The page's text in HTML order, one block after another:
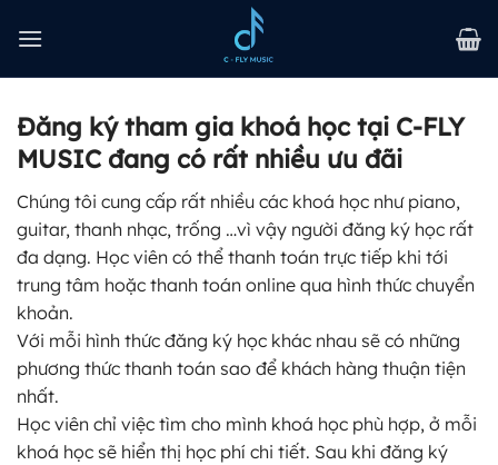
qua
Đăng ký tham gia khoá học tại C-FLY
MUSIC đang có rất nhiều ưu đãi
Chúng tôi cung cấp rất nhiều các khoá học như piano,
guitar, thanh nhạc, trống …vì vậy người đăng ký học rất
đa dạng. Học viên có thể thanh toán trực tiếp khi tới
trung tâm hoặc thanh toán online qua hình thức chuyển
khoản.
Với mỗi hình thức đăng ký học khác nhau sẽ có những
phương thức thanh toán sao để khách hàng thuận tiện
nhất.
Học viên chỉ việc tìm cho mình khoá học phù hợp, ở mỗi
khoá học sẽ hiển thị học phí chi tiết. Sau khi đăng ký